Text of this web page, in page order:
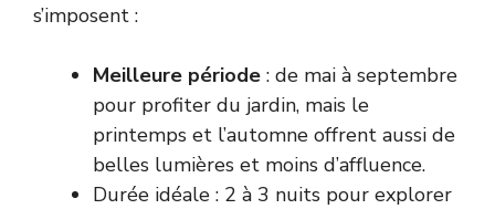
s’imposent :
Meilleure période : de mai à septembre
pour profiter du jardin, mais le
printemps et l’automne offrent aussi de
belles lumières et moins d’affluence.
Durée idéale : 2 à 3 nuits pour explorer